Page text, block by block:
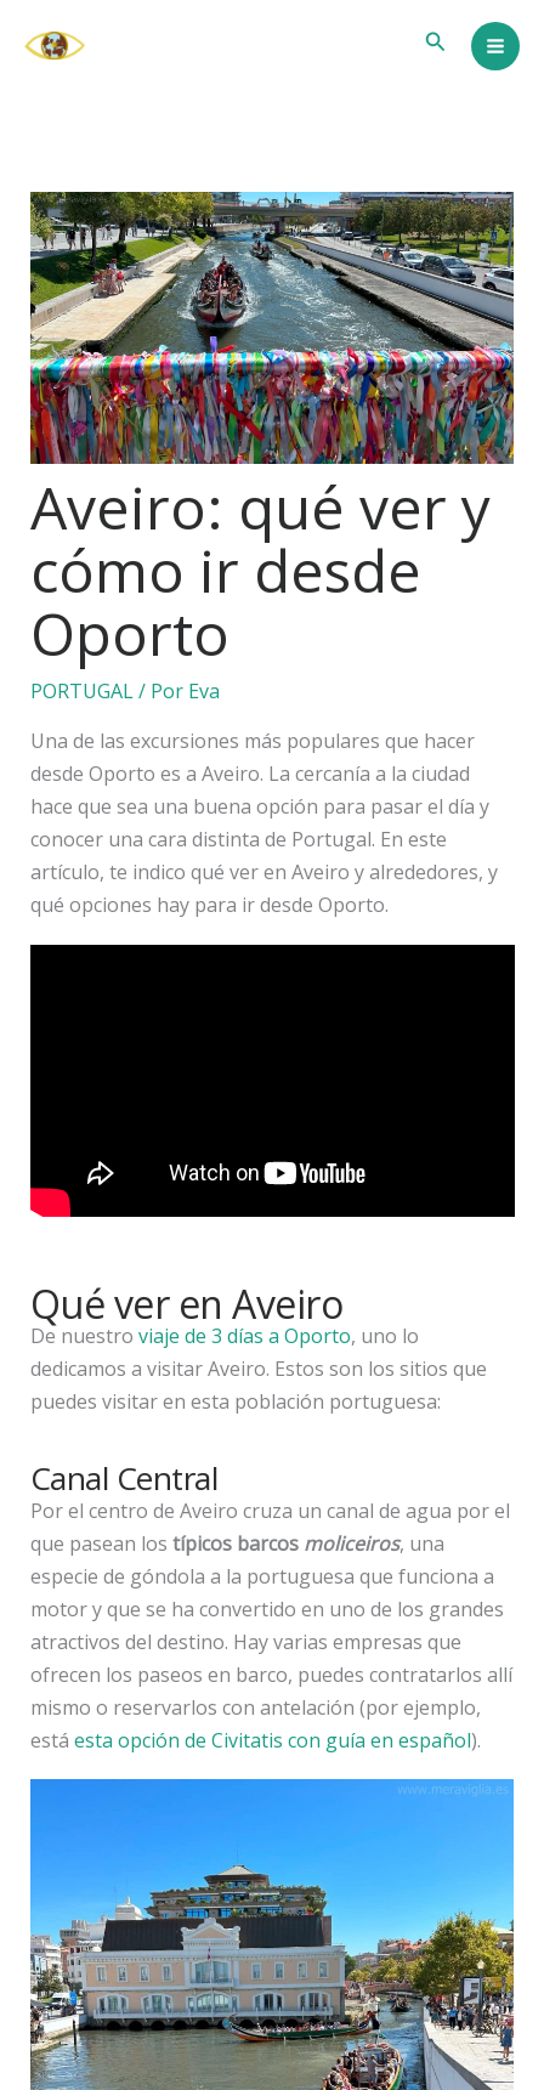
Buscar
Aveiro: qué ver y
cómo ir desde
Oporto
PORTUGAL/ Por Eva
Una de las excursiones más populares que hacer
desde Oporto es a Aveiro. La cercanía a la ciudad
hace que sea una buena opción para pasar el día y
conocer una cara distinta de Portugal. En este
artículo, te indico qué ver en Aveiro y alrededores, y
qué opciones hay para ir desde Oporto.
Qué ver en Aveiro
De nuestro viaje de 3 días a Oporto, uno lo
dedicamos a visitar Aveiro. Estos son los sitios que
puedes visitar en esta población portuguesa:
Canal Central
Por el centro de Aveiro cruza un canal de agua por el
que pasean los típicos barcos moliceiros, una
especie de góndola a la portuguesa que funciona a
motor y que se ha convertido en uno de los grandes
atractivos del destino. Hay varias empresas que
ofrecen los paseos en barco, puedes contratarlos allí
mismo o reservarlos con antelación (por ejemplo,
está esta opción de Civitatis con guía en español).